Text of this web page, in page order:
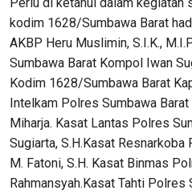
kodim 1628/Sumbawa Barat
AKBP Heru Muslimin, S.I.K.,
Sumbawa Barat Kompol Iwan
Kodim 1628/Sumbawa Barat
Intelkam Polres Sumbawa
Miharja. Kasat Lantas Polres
Sugiarta, S.H.Kasat
M. Fatoni, S.H. Kasat Binmas
Rahmansyah.Kasat Tahti Polres